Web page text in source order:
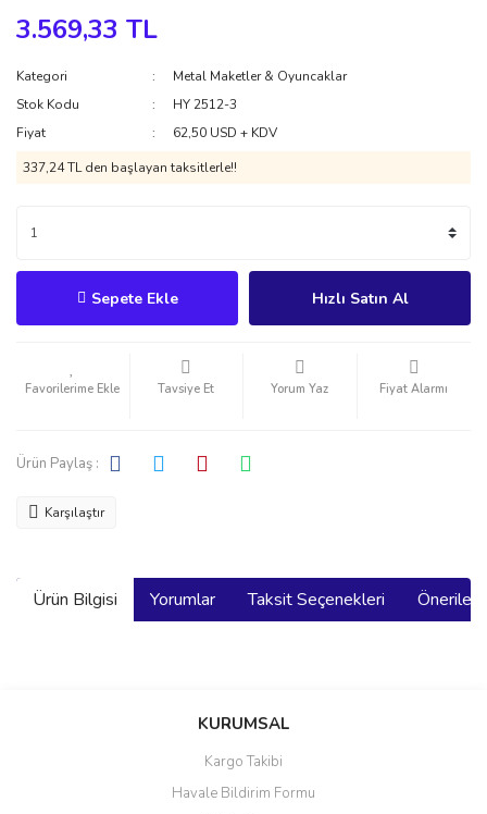
3.569,33 TL
Kategori
Metal Maketler & Oyuncaklar
Stok Kodu
HY 2512-3
Fiyat
62,50 USD + KDV
337,24 TL den başlayan taksitlerle!!
Sepete Ekle Hızlı Satın Al
Tavsiye Et Yorum Yaz Fiyat Alarmı
Ürün Paylaş :
Karşılaştır
Ürün Bilgisi Yorumlar Taksit Seçenekleri
Bu ürüne ilk yorumu siz yapın!
Ürün resmi kalitesiz, bozuk veya görüntülenemiyor.
KURUMSAL
Kargo Takibi
Havale Bildirim Formu